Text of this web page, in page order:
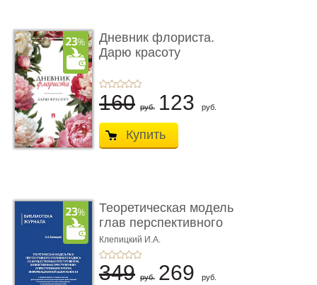
Дневник флориста.
Дарю красоту
160 руб. 123 руб.
Купить
Теоретическая модель
глав перспективного
УК о ...
Клепицкий И.А.
349 руб. 269 руб.